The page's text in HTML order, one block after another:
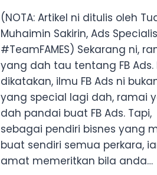
(NOTA: Artikel ni ditulis oleh
Muhaimin Sakirin, Ads
#TeamFAMES) Sekarang ni,
yang dah tau tentang FB Ads.
dikatakan, ilmu FB Ads ni
yang special lagi dah, ramai
dah pandai buat FB Ads. Tapi,
sebagai pendiri bisnes yang
buat sendiri semua perkara,
amat memeritkan bila anda…